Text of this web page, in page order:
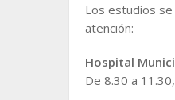
Los estudios
atención:
Hospital
De 8.30 a